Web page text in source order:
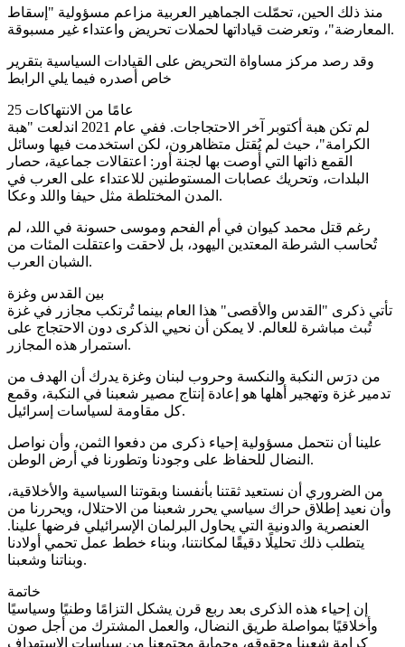
منذ ذلك الحين، تحمّلت الجماهير العربية مزاعم مسؤولية "إسقاط
المعارضة"، وتعرضت قياداتها لحملات تحريض واعتداء غير مسبوقة.
وقد رصد مركز مساواة التحريض على القيادات السياسية بتقرير
خاص أصدره فيما يلي الرابط
25 عامًا من الانتهاكات
لم تكن هبة أكتوبر آخر الاحتجاجات. ففي عام 2021 اندلعت "هبة
الكرامة"، حيث لم يُقتل متظاهرون، لكن استخدمت فيها وسائل
القمع ذاتها التي أوصت بها لجنة أور: اعتقالات جماعية، حصار
البلدات، وتحريك عصابات المستوطنين للاعتداء على العرب في
المدن المختلطة مثل حيفا واللد وعكا.
رغم قتل محمد كيوان في أم الفحم وموسى حسونة في اللد، لم
تُحاسب الشرطة المعتدين اليهود، بل لاحقت واعتقلت المئات من
الشبان العرب.
بين القدس وغزة
تأتي ذكرى "القدس والأقصى" هذا العام بينما تُرتكب مجازر في غزة
تُبث مباشرة للعالم. لا يمكن أن نحيي الذكرى دون الاحتجاج على
استمرار هذه المجازر.
من درَس النكبة والنكسة وحروب لبنان وغزة يدرك أن الهدف من
تدمير غزة وتهجير أهلها هو إعادة إنتاج مصير شعبنا في النكبة، وقمع
كل مقاومة لسياسات إسرائيل.
علينا أن نتحمل مسؤولية إحياء ذكرى من دفعوا الثمن، وأن نواصل
النضال للحفاظ على وجودنا وتطورنا في أرض الوطن.
من الضروري أن نستعيد ثقتنا بأنفسنا وبقوتنا السياسية والأخلاقية،
وأن نعيد إطلاق حراك سياسي يحرر شعبنا من الاحتلال، ويحررنا من
العنصرية والدونية التي يحاول البرلمان الإسرائيلي فرضها علينا.
يتطلب ذلك تحليلًا دقيقًا لمكانتنا، وبناء خطط عمل تحمي أولادنا
وبناتنا وشعبنا.
خاتمة
إن إحياء هذه الذكرى بعد ربع قرن يشكل التزامًا وطنيًا وسياسيًا
وأخلاقيًا بمواصلة طريق النضال، والعمل المشترك من أجل صون
كرامة شعبنا وحقوقه، وحماية مجتمعنا من سياسات الاستهداف